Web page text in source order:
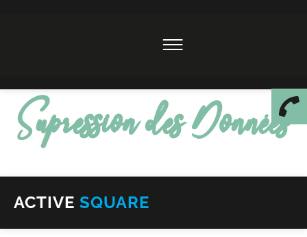
Supression des Données
ACTIVE SQUARE